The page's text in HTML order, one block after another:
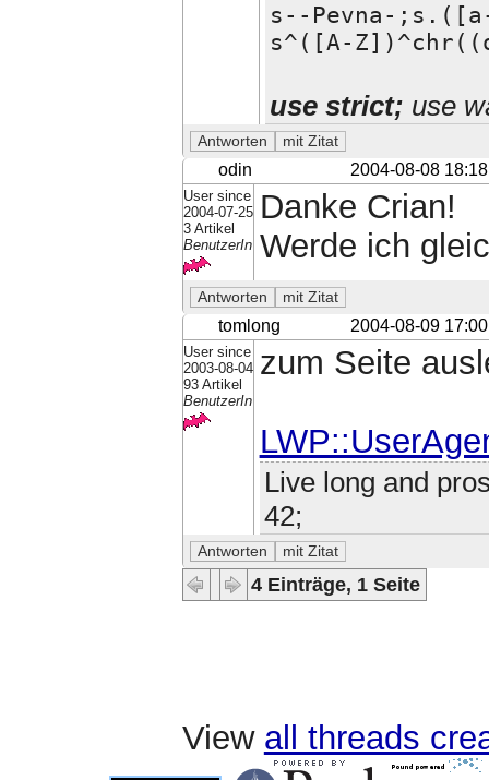
s--Pevna-
s^([A-
use strict; use
odin 2004-08-08 18:18
User since
2004-07-25
3 Artikel
BenutzerIn
Danke Crian!
Werde ich
tomlong 2004-08-09 17:00
User since
2003-08-04
93 Artikel
BenutzerIn
zum Seite
Live long and
42;
4 Einträge, 1 Seite
View all threads